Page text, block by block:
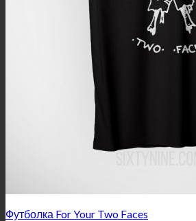
Футболка For Your Two Faces